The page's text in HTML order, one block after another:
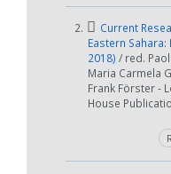
2.
Current
Eastern
2018) / red.
Maria Carmela
Frank Förster -
House